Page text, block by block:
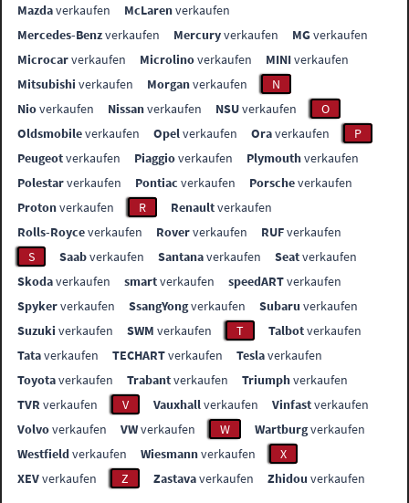
Mazdaverkaufen McLarenverkaufen
Mercedes-Benzverkaufen Mercuryverkaufen MGverkaufen
Microcarverkaufen Microlinoverkaufen MINIverkaufen
Mitsubishi verkaufen Morganverkaufen
N
Nioverkaufen Nissanverkaufen NSUverkaufen
O
Oldsmobileverkaufen Opelverkaufen Oraverkaufen
P
Peugeotverkaufen Piaggioverkaufen Plymouthverkaufen
Polestarverkaufen Pontiac verkaufen Porscheverkaufen
Protonverkaufen R Renaultverkaufen
Rolls-Royceverkaufen Roververkaufen RUFverkaufen
S
Saabverkaufen Santanaverkaufen Seatverkaufen
Skodaverkaufen smartverkaufen speedARTverkaufen
Spykerverkaufen SsangYongverkaufen Subaru verkaufen
Suzuki verkaufen SWM verkaufen T Talbotverkaufen
Tataverkaufen TECHARTverkaufen Teslaverkaufen
Toyotaverkaufen Trabantverkaufen Triumphverkaufen
TVR verkaufen V Vauxhallverkaufen Vinfastverkaufen
Volvoverkaufen VWverkaufen W Wartburgverkaufen
Westfieldverkaufen Wiesmannverkaufen
X
XEVverkaufen Z Zastavaverkaufen Zhidou verkaufen